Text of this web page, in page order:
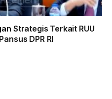
Strategis Terkait RUU
DPR RI